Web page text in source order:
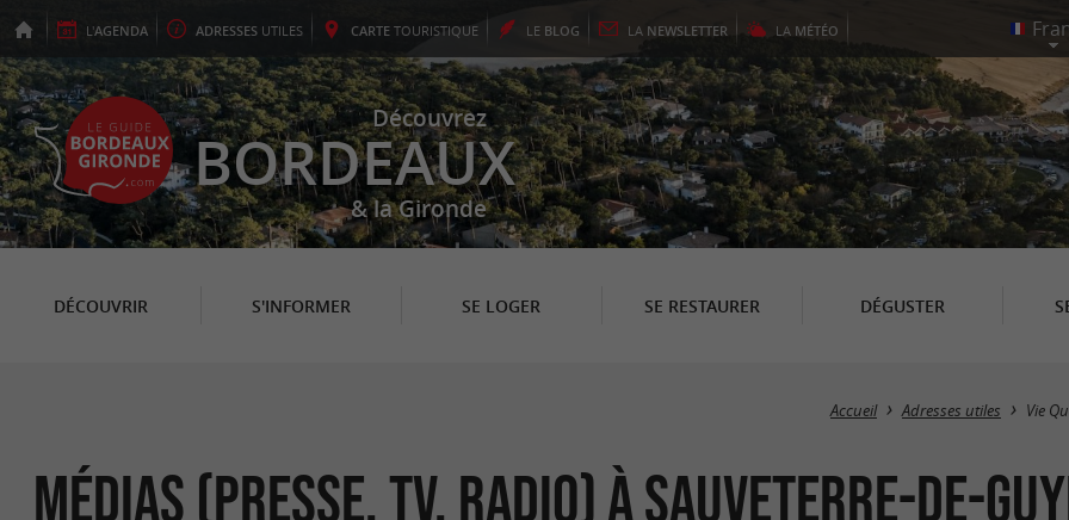
L'AGENDA ADRESSES UTILES CARTE TOURISTIQUE LE BLOG LA NEWSLETTER LA MÉTÉO
Découvrez
BORDEAUX
& la Gironde
DÉCOUVRIR S'INFORMER SE LOGER SE RESTAURER DÉGUSTER
Accueil Adresses utiles Vie
Médias (Presse, TV, Radio) à Sauveterre-de-